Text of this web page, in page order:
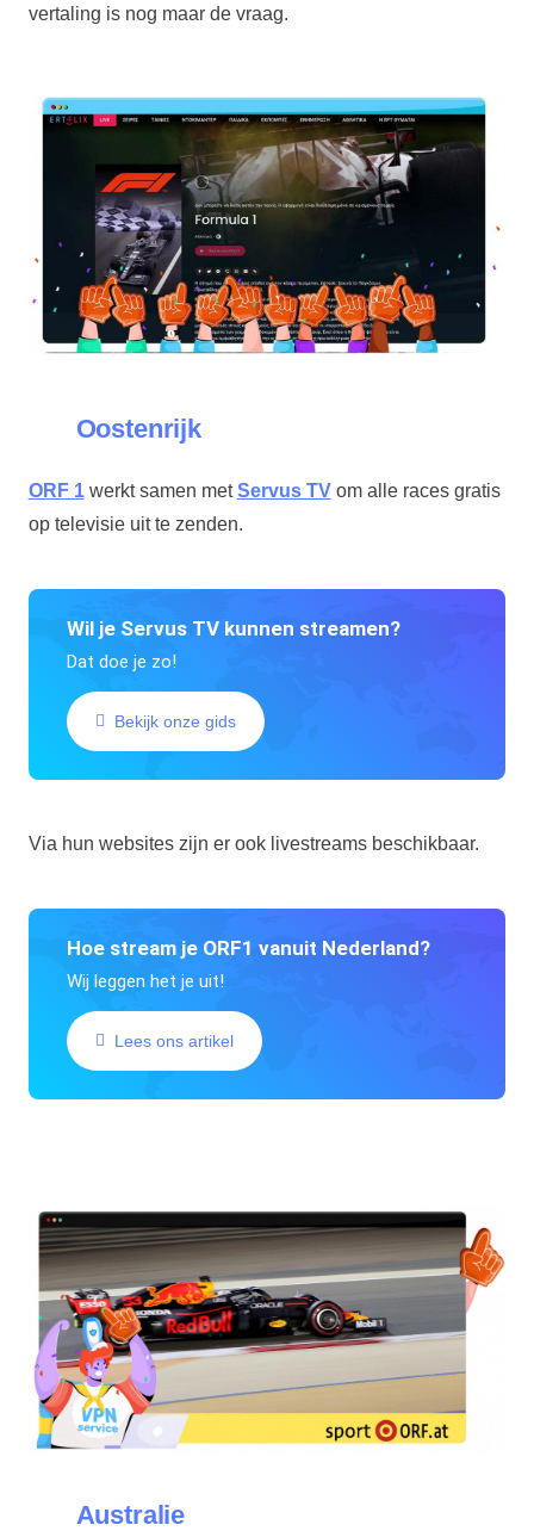
vertaling is nog maar de vraag.
Oostenrijk
ORF 1werkt samen metServus TVom alle races gratis
op televisie uit te zenden.
Wil je Servus TV kunnen streamen?
Dat doe je zo!
Bekijk onze gids
Via hun websites zijn er ook livestreams beschikbaar.
Hoe stream je ORF1 vanuit Nederland?
Wij leggen het je uit!
Lees ons artikel
Australie